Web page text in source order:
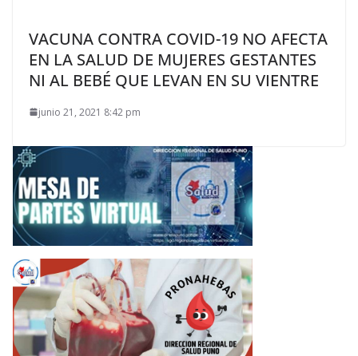
VACUNA CONTRA COVID-19 NO AFECTA
EN LA SALUD DE MUJERES GESTANTES
NI AL BEBÉ QUE LEVAN EN SU VIENTRE
junio 21, 2021 8:42 pm